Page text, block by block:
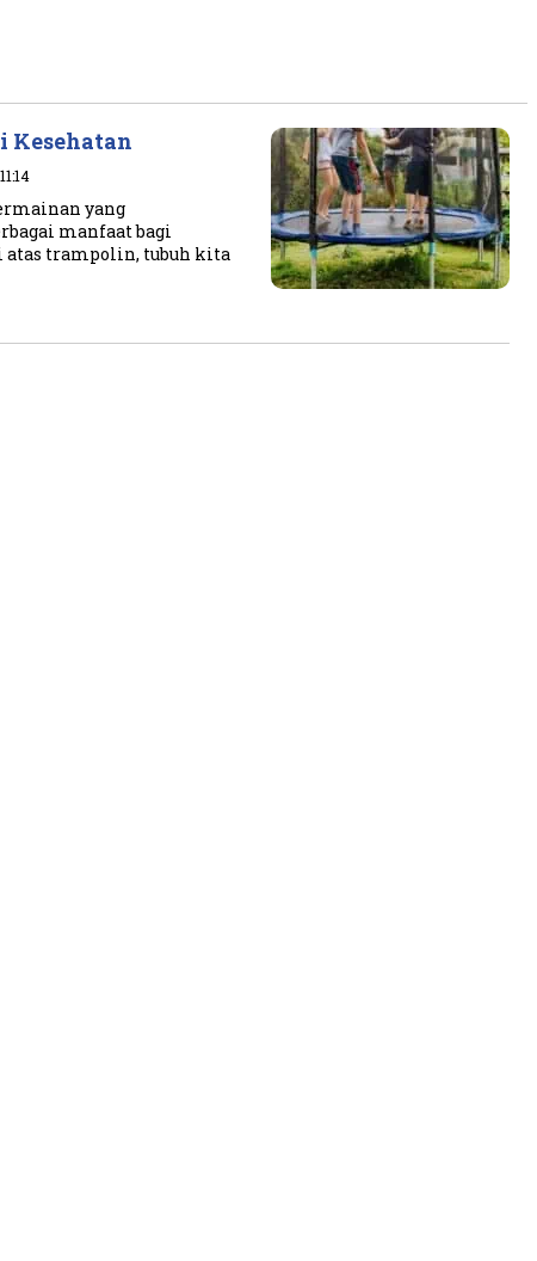
Kesehatan
yang
manfaat bagi
atas trampolin, tubuh kita